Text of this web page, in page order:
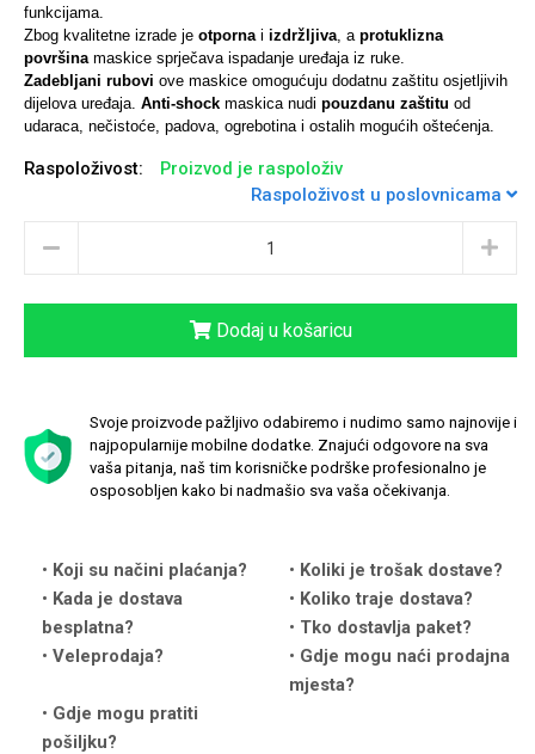
funkcijama.
Zbog kvalitetne izrade je otpornai izdržljiva, a protuklizna
površinamaskice sprječava ispadanje uređaja iz ruke.
Zadebljani rubovi ove maskice omogućuju dodatnu zaštitu osjetljivih
dijelova uređaja. Anti-shock maskica nudi pouzdanu zaštitu od
udaraca, nečistoće, padova, ogrebotina i ostalih mogućih oštećenja.
Raspoloživost:
Proizvod je raspoloživ
Raspoloživost u poslovnicama
Dodaj u košaricu
Svoje proizvode pažljivo odabiremo i nudimo samo najnovije i
najpopularnije mobilne dodatke. Znajući odgovore na sva
vaša pitanja, naš tim korisničke podrške profesionalno je
osposobljen kako bi nadmašio sva vaša očekivanja.
Koji su načini plaćanja?
Koliki je trošak dostave?
Kada je dostava
besplatna?
Koliko traje dostava?
Tko dostavlja paket?
Veleprodaja?
Gdje mogu naći prodajna
mjesta?
Gdje mogu pratiti
pošiljku?
Sleng Feel Good
Love motivi I Need Some Space
Univerzalne futrole i
maskice
Preklopne maskice